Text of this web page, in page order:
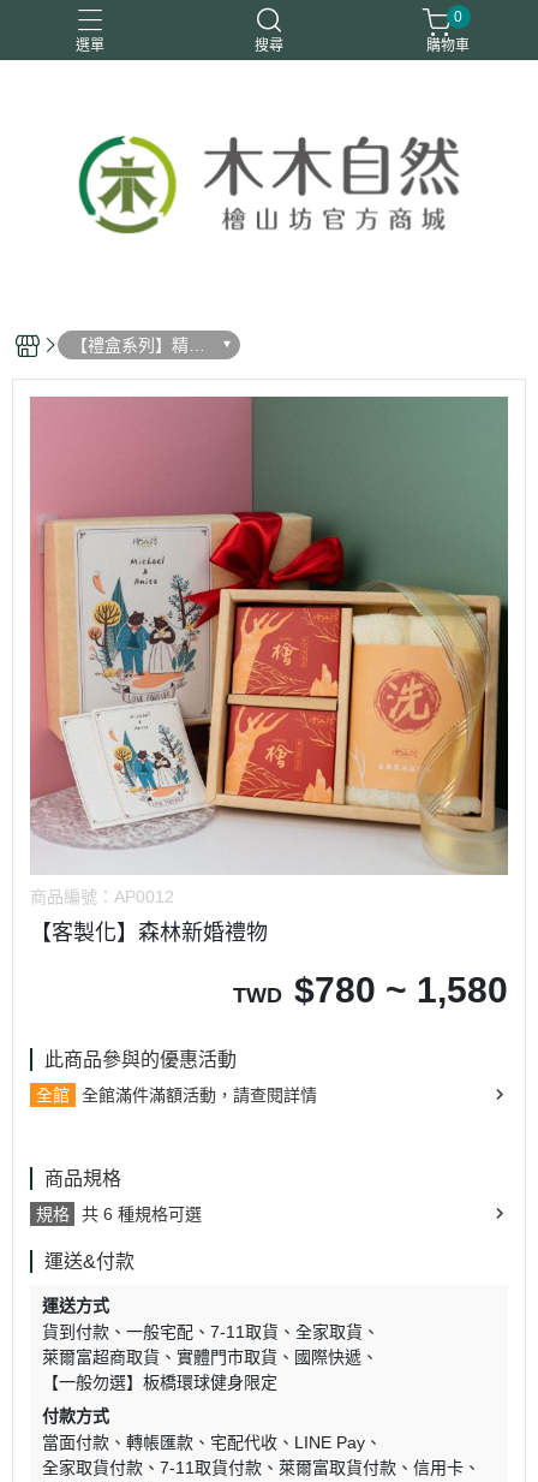
選單 搜尋
優惠活動 安定情緒 手工皂 洗身體 舒眠
0
購物車
【禮盒系列】精緻
檜木香氛禮盒
商品編號： AP0012
【客製化】森林新婚禮物
TWD $780 ~ 1,580
此商品參與的優惠活動
全館 全館滿件滿額活動，請查閱詳情
商品規格
規格 共 6 種規格可選
運送&付款
運送方式
貨到付款
一般宅配 7-11取貨
全家取貨
萊爾富超商取貨
實體門市取貨
國際快遞
【一般勿選】板橋環球健身限定
付款方式
當面付款
轉帳匯款 宅配代收
LINE Pay
全家取貨付款
7-11取貨付款 萊爾富取貨付款
信用卡